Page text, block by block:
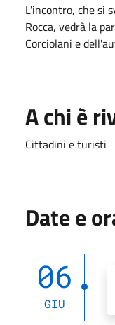
L'incontro, che si
Rocca, vedrà la
Corciolani e
A chi è
Cittadini e turisti
Date e
06
GIU